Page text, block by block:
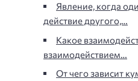
Явление, когда
действие другого,…
Какое
взаимодействием…
От чего зависит